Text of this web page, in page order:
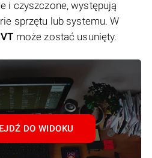
i czyszczone, występują
sprzętu lub systemu. W
może zostać usunięty.
DO WIDOKU